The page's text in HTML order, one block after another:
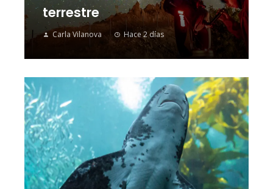
terrestre
Carla Vilanova Hace 2 días